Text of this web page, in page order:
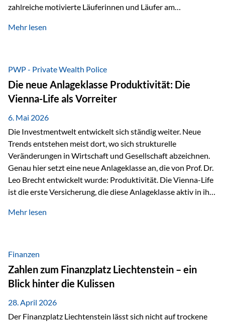
zahlreiche motivierte Läuferinnen und Läufer am
Höchstleistungen für einen guten Zweck zu erbringen. Mit
Mäder gesammelt werden konnten. Die anspruchsvolle
Strecke mit rund 4,8 Kilometern und 680 Höhenmetern
stellte die Teilnehmerinnen und Teilnehmer vor eine
sportliche Herausforderung. Doch…
Mehr lesen
PWP - Private Wealth Police
Die neue Anlageklasse Produktivität: Die
Vienna-Life als Vorreiter
6. Mai 2026
Die Investmentwelt entwickelt sich ständig weiter. Neue
Trends entstehen meist dort, wo sich strukturelle
Veränderungen in Wirtschaft und Gesellschaft abzeichnen.
Genau hier setzt eine neue Anlageklasse an, die von Prof. Dr.
Leo Brecht entwickelt wurde: Produktivität. Die Vienna-Life
ist die erste Versicherung, die diese Anlageklasse aktiv in ihre
Vorreiter. Warum auf das Thema Produktivität setzen? Die
Wirtschaftswachstum, verändern die Spielregeln für
Investoren. Produktivität adressiert genau diese
Herausforderungen, da wirtschaftliches Wachstum
langfristig durch Produktivitätssteigerung entsteht, also
durch die Fähigkeit von Unternehmen, mehr…
Mehr lesen
Finanzen
Zahlen zum Finanzplatz Liechtenstein – ein
Blick hinter die Kulissen
28. April 2026
Der Finanzplatz Liechtenstein lässt sich nicht auf trockene